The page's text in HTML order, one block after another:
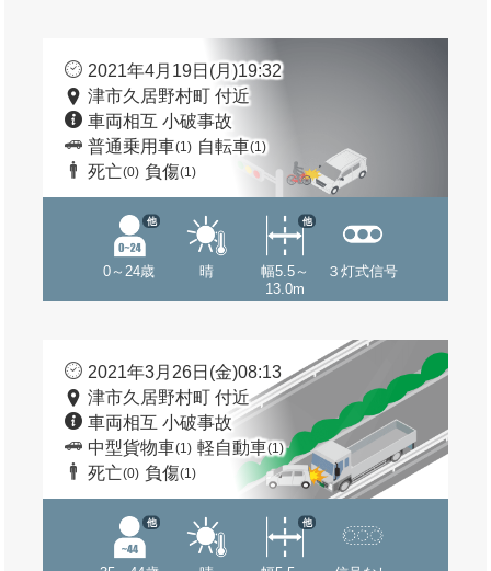
2021年4月19日(月)19:32
津市久居野村町 付近
車両相互 小破事故
普通乗用車(1) 自転車(1)
死亡(0) 負傷(1)
0～24歳
他
晴
幅5.5～
13.0m
他
３灯式信号
2021年3月26日(金)08:13
津市久居野村町 付近
車両相互 小破事故
中型貨物車(1) 軽自動車(1)
死亡(0) 負傷(1)
他 他